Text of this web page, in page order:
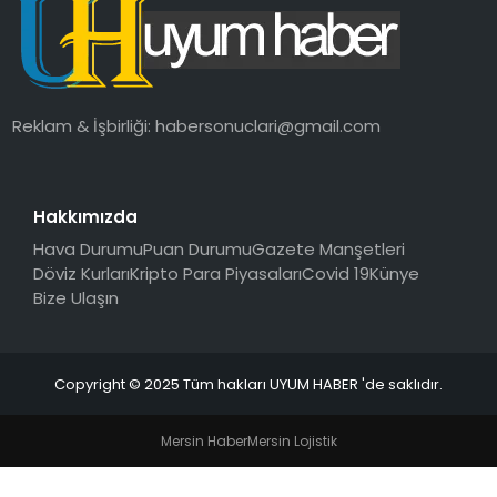
SAĞLIK
MAGAZIN
Reklam & İşbirliği:habersonuclari@gmail.com
Hakkımızda
Hava DurumuPuan DurumuGazete Manşetleri
Döviz KurlarıKripto Para PiyasalarıCovid 19Künye
Bize Ulaşın
Copyright © 2025 Tüm hakları UYUM HABER 'de saklıdır.
Mersin HaberMersin Lojistik